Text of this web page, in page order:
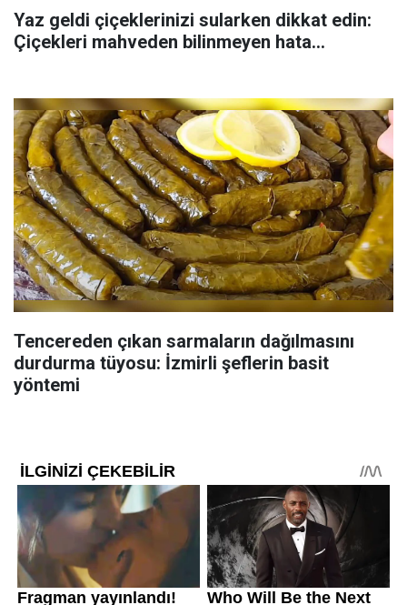
Yaz geldi çiçeklerinizi sularken dikkat edin:
Çiçekleri mahveden bilinmeyen hata...
Tencereden çıkan sarmaların dağılmasını
durdurma tüyosu: İzmirli şeflerin basit
yöntemi